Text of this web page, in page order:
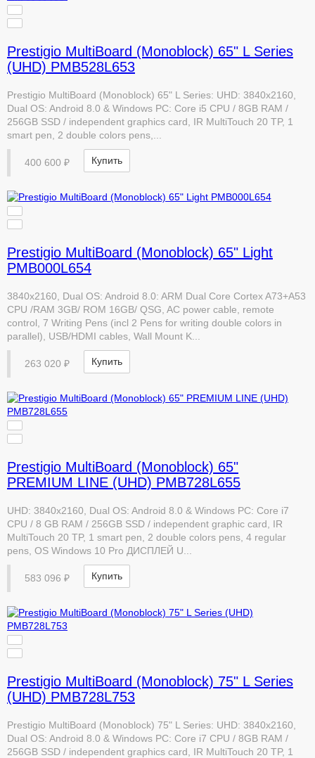
Prestigio MultiBoard (Monoblock) 65" L Series
(UHD) PMB528L653
Prestigio MultiBoard (Monoblock) 65" L Series: UHD: 3840x2160,
Dual OS: Android 8.0 & Windows PC: Core i5 CPU / 8GB RAM /
256GB SSD / independent graphics card, IR MultiTouch 20 TP, 1
smart pen, 2 double colors pens,...
400 600 ₽ Купить
Prestigio MultiBoard (Monoblock) 65" Light
PMB000L654
3840x2160, Dual OS: Android 8.0: ARM Dual Core Cortex A73+A53
CPU /RAM 3GB/ ROM 16GB/ QSG, AC power cable, remote
control, 7 Writing Pens (incl 2 Pens for writing double colors in
parallel), USB/HDMI cables, Wall Mount K...
263 020 ₽ Купить
Prestigio MultiBoard (Monoblock) 65"
PREMIUM LINE (UHD) PMB728L655
UHD: 3840x2160, Dual OS: Android 8.0 & Windows PC: Core i7
CPU / 8 GB RAM / 256GB SSD / independent graphic card, IR
MultiTouch 20 TP, 1 smart pen, 2 double colors pens, 4 regular
pens, OS Windows 10 Pro ДИСПЛЕЙ U...
583 096 ₽ Купить
Prestigio MultiBoard (Monoblock) 75" L Series
(UHD) PMB728L753
Prestigio MultiBoard (Monoblock) 75" L Series: UHD: 3840x2160,
Dual OS: Android 8.0 & Windows PC: Core i7 CPU / 8GB RAM /
256GB SSD / independent graphics card, IR MultiTouch 20 TP, 1